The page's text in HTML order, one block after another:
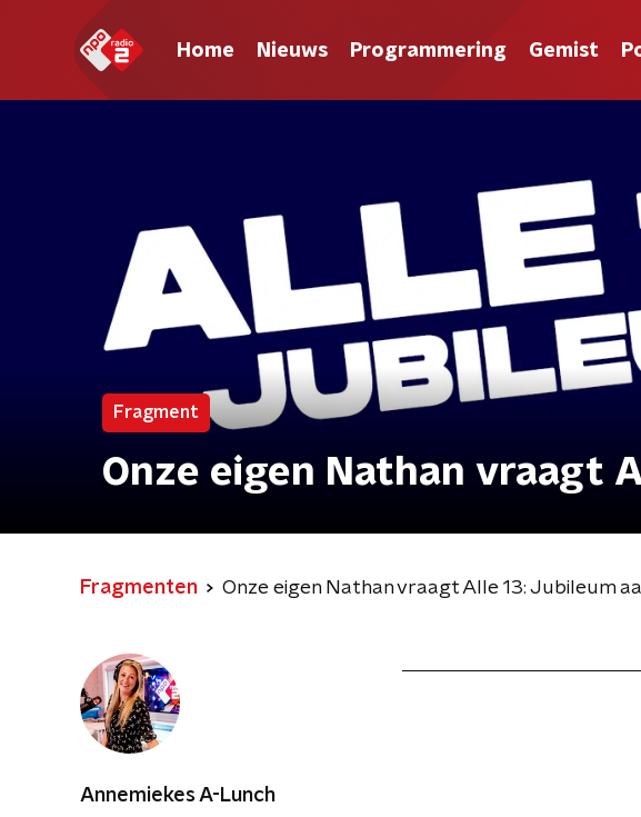
Home Nieuws Programmering Gemist
Fragment
Onze eigen Nathan vraagt
Fragmenten Onze eigen Nathan vraagt Alle 13: Jubileum
Annemiekes A-Lunch